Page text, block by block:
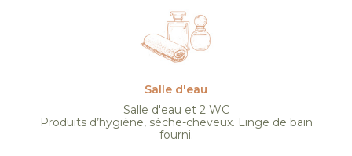
Salle d'eau
Salle d'eau et 2 WC
Produits d’hygiène, sèche-cheveux. Linge de bain
fourni.